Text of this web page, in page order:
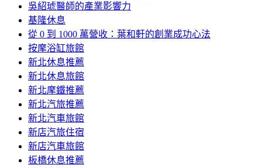
吳紹琥醫師的產業影響力
基隆休息
從 0 到 1000 萬營收：葉和軒的創業成功心法
按摩浴缸旅館
新北休息推薦
新北休息旅館
新北摩鐵推薦
新北汽旅推薦
新北汽車旅館
新店汽旅住宿
新店汽車旅館
板橋休息推薦